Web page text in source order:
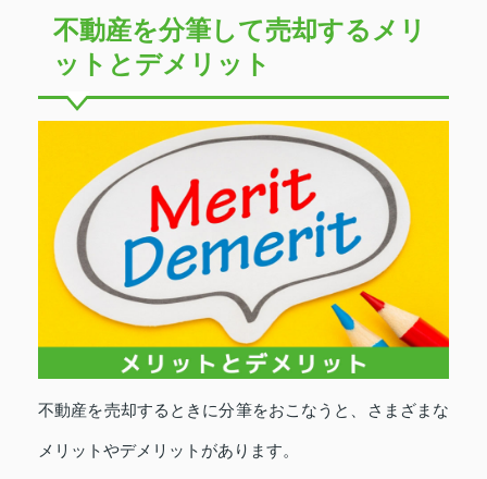
不動産を分筆して売却するメリ
ットとデメリット
不動産を売却するときに分筆をおこなうと、さまざまな
メリットやデメリットがあります。